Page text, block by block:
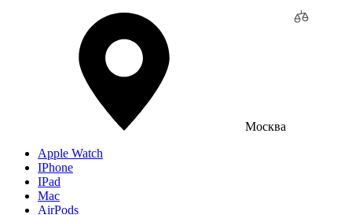
Москва
Apple Watch
IPhone
IPad
Mac
AirPods